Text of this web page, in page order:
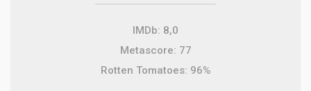
IMDb: 8,0
Metascore: 77
Rotten Tomatoes: 96%